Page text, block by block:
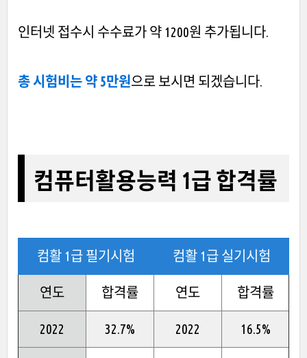
인터넷 접수시 수수료가 약 1200원 추가됩니다.
총 시험비는 약 5만원으로 보시면 되겠습니다.
컴퓨터활용능력 1급 합격률
컴활 1급 필기시험 컴활 1급 실기시험
연도 합격률 연도 합격률
2022 32.7% 2022 16.5%